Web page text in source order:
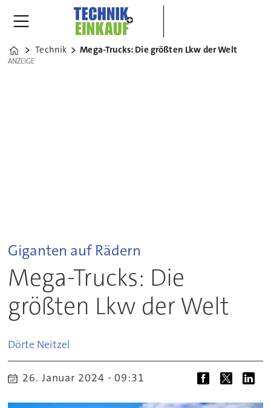
Home
Technik Mega-Trucks: Die größten Lkw der Welt
ANZEIGE
ANZEIGE
Giganten auf Rädern
Mega-Trucks: Die
größten Lkw der Welt
Dörte Neitzel
26. Januar 2024 - 09:31